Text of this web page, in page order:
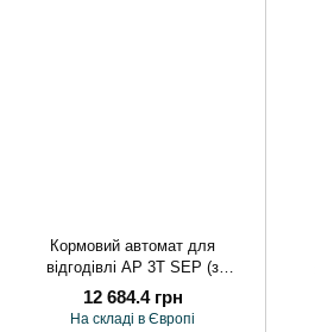
Кормовий автомат для
відгодівлі AP 3T SEP (з
розділювачами)
12 684.4 грн
На складі в Європі